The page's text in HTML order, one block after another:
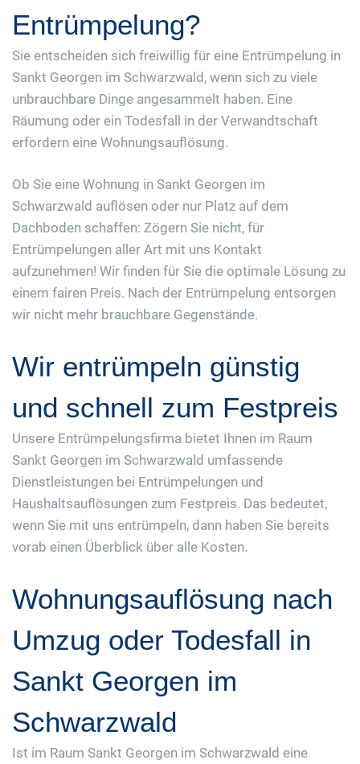
Entrümpelung?
Sie entscheiden sich freiwillig für eine Entrümpelung in
Sankt Georgen im Schwarzwald, wenn sich zu viele
unbrauchbare Dinge angesammelt haben. Eine
Räumung oder ein Todesfall in der Verwandtschaft
erfordern eine Wohnungsauflösung.
Ob Sie eine Wohnung in Sankt Georgen im
Schwarzwald auflösen oder nur Platz auf dem
Dachboden schaffen: Zögern Sie nicht, für
Entrümpelungen aller Art mit uns Kontakt
aufzunehmen! Wir finden für Sie die optimale Lösung zu
einem fairen Preis. Nach der Entrümpelung entsorgen
wir nicht mehr brauchbare Gegenstände.
Wir entrümpeln günstig
und schnell zum Festpreis
Unsere Entrümpelungsfirma bietet Ihnen im Raum
Sankt Georgen im Schwarzwald umfassende
Dienstleistungen bei Entrümpelungen und
Haushaltsauflösungen zum Festpreis. Das bedeutet,
wenn Sie mit uns entrümpeln, dann haben Sie bereits
vorab einen Überblick über alle Kosten.
Wohnungsauflösung nach
Umzug oder Todesfall in
Sankt Georgen im
Schwarzwald
Ist im Raum Sankt Georgen im Schwarzwald eine